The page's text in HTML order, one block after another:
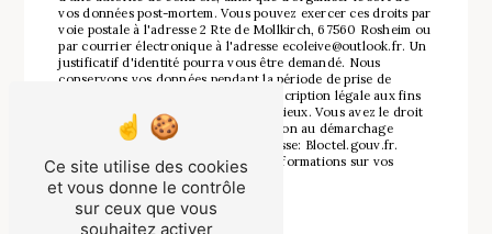
vos données post-mortem. Vous pouvez exercer ces droits par
voie postale à l'adresse 2 Rte de Mollkirch, 67560 Rosheim ou
par courrier électronique à l'adresse ecoleive@outlook.fr. Un
justificatif d'identité pourra vous être demandé. Nous
conservons vos données pendant la période de prise de
contact puis pendant la durée de prescription légale aux fins
probatoires et de gestion des contentieux. Vous avez le droit
de vous inscrire sur la liste d'opposition au démarchage
téléphonique, disponible à cette adresse: Bloctel.gouv.fr.
Consultez le site cnil.fr pour plus d’informations sur vos
droits.
Ce site utilise des cookies
et vous donne le contrôle
sur ceux que vous
souhaitez activer